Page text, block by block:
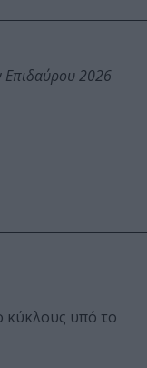
Επιδαύρου 2026
κύκλους υπό το